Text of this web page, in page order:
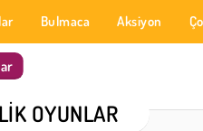
Bulmaca Aksiyon
OYUNLAR